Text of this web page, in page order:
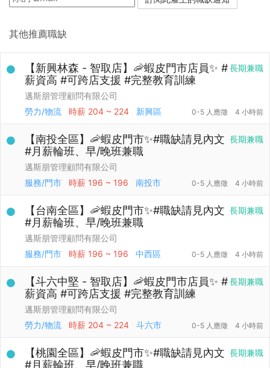
其他推薦職缺
長期兼職
【新興林森 - 智取店】🦐蝦皮門市店員✨ #
薪資高 #可跨店支援 #完整教育訓練
邁斯朋管理顧問有限公司
勞力/物流
時薪 204 ~ 224 新興區 0-5 人應徵 4 小時前
長期兼職
【南投全區】🦐蝦皮門市✨#職缺請見內文
#月薪輪班、早/晚班兼職
邁斯朋管理顧問有限公司
服務/門市
時薪 196 ~ 196 南投市 0-5 人應徵 4 小時前
長期兼職
【台南全區】🦐蝦皮門市✨#職缺請見內文
#月薪輪班、早/晚班兼職
邁斯朋管理顧問有限公司
服務/門市
時薪 196 ~ 196 中西區 0-5 人應徵 4 小時前
長期兼職
【斗六中堅 - 智取店】🦐蝦皮門市店員✨ #
薪資高 #可跨店支援 #完整教育訓練
邁斯朋管理顧問有限公司
勞力/物流
時薪 204 ~ 224 斗六市 0-5 人應徵 4 小時前
長期兼職
【桃園全區】🦐蝦皮門市✨#職缺請見內文
#月薪輪班、早/晚班兼職